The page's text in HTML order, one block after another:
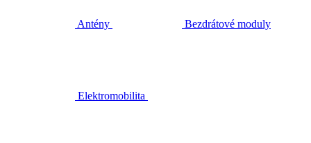
Antény Bezdrátové moduly
Elektromobilita